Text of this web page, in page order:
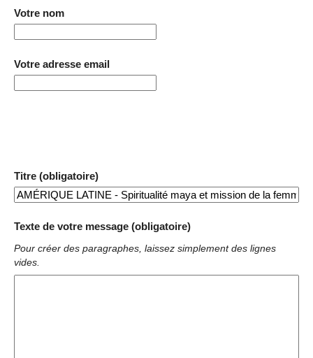
Votre nom
Votre adresse email
Titre (obligatoire)
Texte de votre message (obligatoire)
Pour créer des paragraphes, laissez simplement des lignes
vides.